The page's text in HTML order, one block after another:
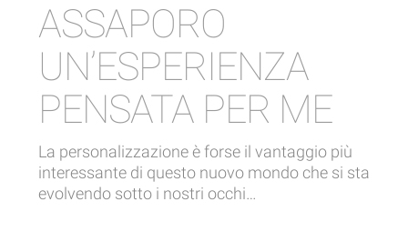
ASSAPORO
UN’ESPERIENZA
PENSATA PER ME
La personalizzazione è forse il vantaggio più
interessante di questo nuovo mondo che si sta
evolvendo sotto i nostri occhi…